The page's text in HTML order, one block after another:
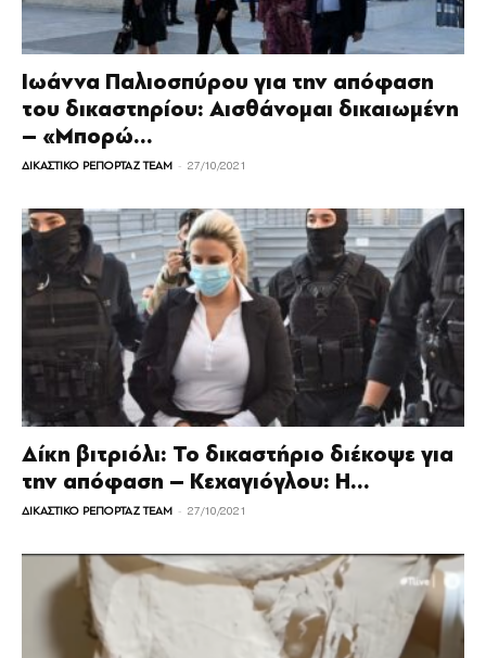
Ιωάννα Παλιοσπύρου για την απόφαση
του δικαστηρίου: Αισθάνομαι δικαιωμένη
– «Μπορώ...
ΔΙΚΑΣΤΙΚΟ ΡΕΠΟΡΤΑΖ TEAM - 27/10/2021
Δίκη βιτριόλι: Το δικαστήριο διέκοψε για
την απόφαση – Κεχαγιόγλου: Η...
ΔΙΚΑΣΤΙΚΟ ΡΕΠΟΡΤΑΖ TEAM - 27/10/2021